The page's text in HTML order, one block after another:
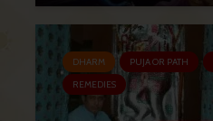
DHARM PUJA OR PATH
REMEDIES